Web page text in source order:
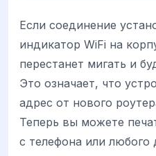
Если соединение
индикатор WiFi на
перестанет мигать и
Это означает, что
адрес от нового
Теперь вы можете
с телефона или любого